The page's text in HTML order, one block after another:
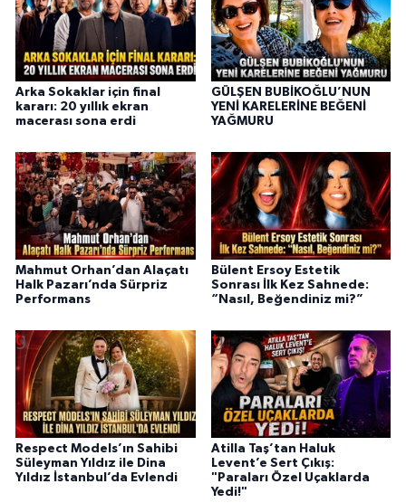
Arka Sokaklar için final
kararı: 20 yıllık ekran
macerası sona erdi
GÜLŞEN BUBİKOĞLU’NUN
YENİ KARELERİNE BEĞENİ
YAĞMURU
Mahmut Orhan’dan Alaçatı
Halk Pazarı’nda Sürpriz
Performans
Bülent Ersoy Estetik
Sonrası İlk Kez Sahnede:
“Nasıl, Beğendiniz mi?”
Respect Models’ın Sahibi
Süleyman Yıldız ile Dina
Yıldız İstanbul’da Evlendi
Atilla Taş’tan Haluk
Levent’e Sert Çıkış:
"Paraları Özel Uçaklarda
Yedi!"